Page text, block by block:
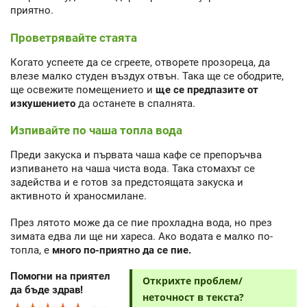
приятно.
Проветрявайте стаята
Когато успеете да се сгреете, отворете прозореца, да
влезе малко студен въздух отвън. Така ще се ободрите,
ще освежите помещението и ще се предпазите от
изкушението да останете в спалнята.
Изпивайте по чаша топла вода
Преди закуска и първата чаша кафе се препоръчва
изпиването на чаша чиста вода. Така стомахът се
задейства и е готов за предстоящата закуска и
активното ѝ храносмилане.
През лятото може да се пие прохладна вода, но през
зимата едва ли ще ни хареса. Ако водата е малко по-
топла, е много по-приятно да се пие.
Помогни на приятел
да бъде здрав!
Открихте проблем/
неточност в текста?